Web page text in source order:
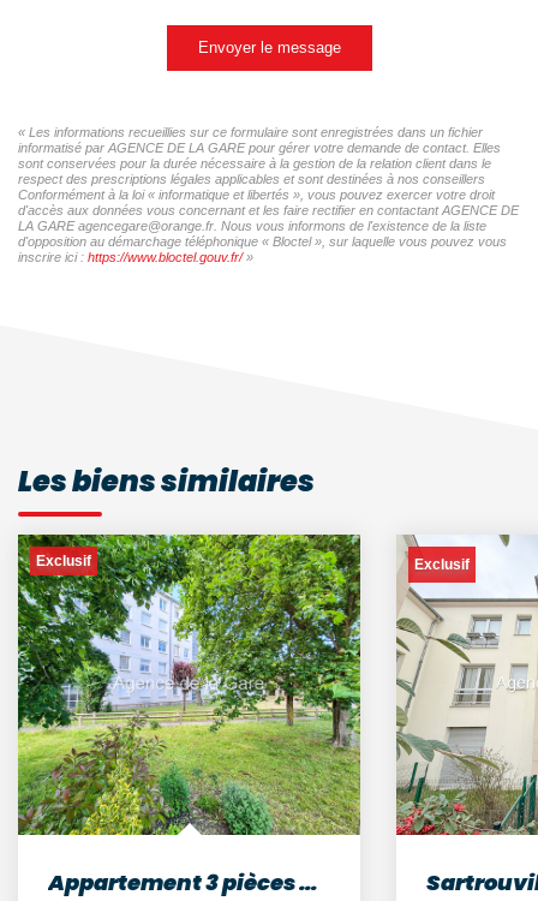
Envoyer le message
« Les informations recueillies sur ce formulaire sont enregistrées dans un fichier
informatisé par AGENCE DE LA GARE pour gérer votre demande de contact. Elles
sont conservées pour la durée nécessaire à la gestion de la relation client dans le
respect des prescriptions légales applicables et sont destinées à nos conseillers
Conformément à la loi « informatique et libertés », vous pouvez exercer votre droit
d'accès aux données vous concernant et les faire rectifier en contactant AGENCE DE
LA GARE agencegare@orange.fr. Nous vous informons de l'existence de la liste
d'opposition au démarchage téléphonique « Bloctel », sur laquelle vous pouvez vous
inscrire ici : https://www.bloctel.gouv.fr/»
Les biens similaires
Exclusif
Appartement 3 pièces Houilles 51,17 m² - 15 minutes de la...
Exclusif